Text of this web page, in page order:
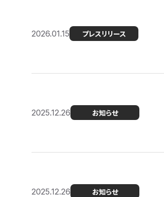
2026.01.15 プレスリリース
2025.12.26 お知らせ
2025.12.26 お知らせ